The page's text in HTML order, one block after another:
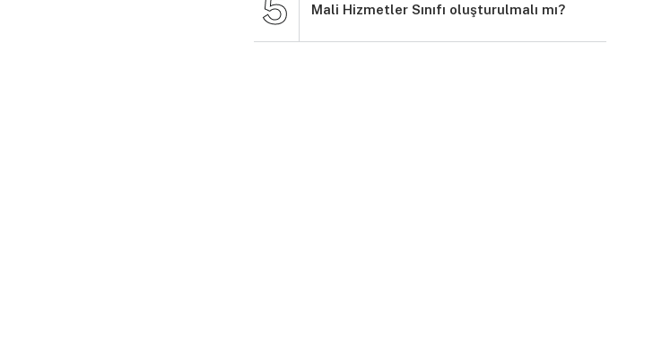
Mali Hizmetler Sınıfı oluşturulmalı mı?